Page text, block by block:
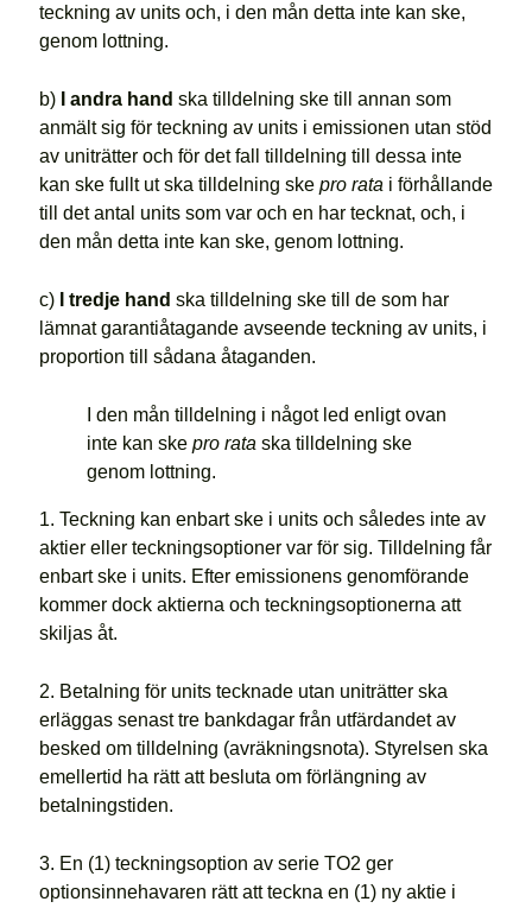
teckning av units och, i den mån detta inte kan ske,
genom lottning.
b) I andra hand ska tilldelning ske till annan som
anmält sig för teckning av units i emissionen utan stöd
av uniträtter och för det fall tilldelning till dessa inte
kan ske fullt ut ska tilldelning ske pro rata i förhållande
till det antal units som var och en har tecknat, och, i
den mån detta inte kan ske, genom lottning.
c) I tredje hand ska tilldelning ske till de som har
lämnat garantiåtagande avseende teckning av units, i
proportion till sådana åtaganden.
I den mån tilldelning i något led enligt ovan
inte kan ske pro rata ska tilldelning ske
genom lottning.
1. Teckning kan enbart ske i units och således inte av
aktier eller teckningsoptioner var för sig. Tilldelning får
enbart ske i units. Efter emissionens genomförande
kommer dock aktierna och teckningsoptionerna att
skiljas åt.
2. Betalning för units tecknade utan uniträtter ska
erläggas senast tre bankdagar från utfärdandet av
besked om tilldelning (avräkningsnota). Styrelsen ska
emellertid ha rätt att besluta om förlängning av
betalningstiden.
3. En (1) teckningsoption av serie TO2 ger
optionsinnehavaren rätt att teckna en (1) ny aktie i